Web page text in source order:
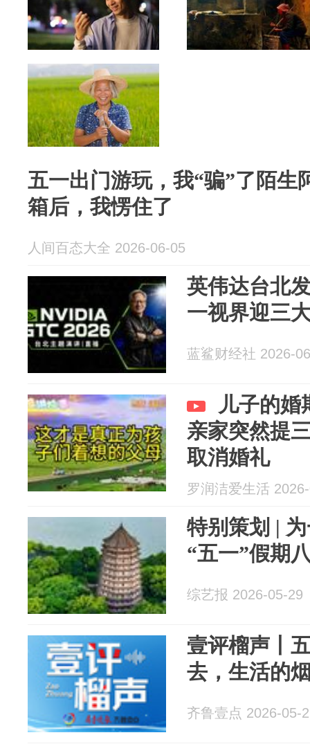
五一出门游玩，我“骗”了陌生
箱后，我愣住了
人间百态大全 2026-06-05
英伟达台北
一视界迎三
蓝鲨财经社 2026-
儿子的婚
亲家突然提
取消婚礼
罗润洁爱生活
特别策划 |
“五一”假期
综艺报 2026-05-29
壹评榴声丨
去，生活的
齐鲁壹点 2026-05-